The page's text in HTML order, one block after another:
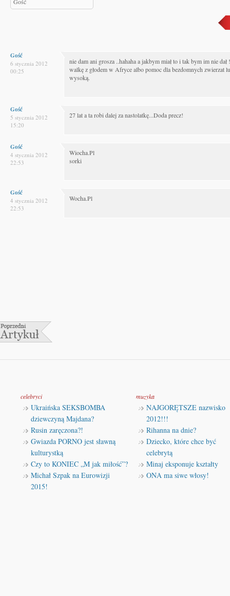
Gość
6 stycznia 2012
00:25
nie dam ani grosza ..hahaha a jakbym miał to i tak bym im nie
walkę z głodem w Afryce albo pomoc dla bezdomnych zwierzat
wysoką.
Gość
5 stycznia 2012
15:20
27 lat a ta robi dalej za nastolatkę...Doda precz!
Gość
4 stycznia 2012
22:53
Wiocha.Pl
sorki
Gość
4 stycznia 2012
22:53
Wocha.Pl
celebryci
Ukraińska SEKSBOMBA
dziewczyną Majdana?
Rusin zaręczona?!
Gwiazda PORNO jest sławną
kulturystką
Czy to KONIEC „M jak miłość”?
Michał Szpak na Eurowizji
2015!
muzyka
NAJGORĘTSZE nazwisko
2012!!!
Rihanna na dnie?
Dziecko, które chce być
celebrytą
Minaj eksponuje kształty
ONA ma siwe włosy!